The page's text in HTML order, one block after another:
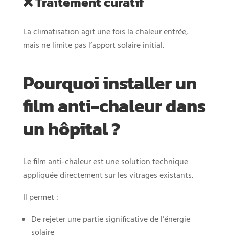
La climatisation agit une fois la chaleur entrée,
mais ne limite pas l’apport solaire initial.
Pourquoi installer un
film anti-chaleur dans
un hôpital ?
Le film anti-chaleur est une solution technique
appliquée directement sur les vitrages existants.
Il permet :
De rejeter une partie significative de l’énergie
solaire